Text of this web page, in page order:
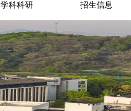
学科科研 招生信息